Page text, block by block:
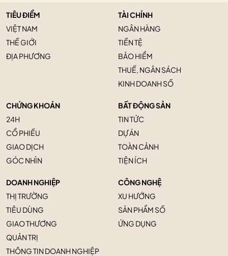
TIÊU ĐIỂM
VIỆT NAM
THẾ GIỚI
ĐỊA PHƯƠNG
TÀI CHÍNH
NGÂN HÀNG
TIỀN TỆ
BẢO HIỂM
THUẾ, NGÂN SÁCH
KINH DOANH SỐ
CHỨNG KHOÁN
24H
CỔ PHIẾU
GIAO DỊCH
GÓC NHÌN
BẤT ĐỘNG SẢN
TIN TỨC
DỰ ÁN
TOÀN CẢNH
TIỆN ÍCH
DOANH NGHIỆP
THỊ TRƯỜNG
TIÊU DÙNG
GIAO THƯƠNG
QUẢN TRỊ
THÔNG TIN DOANH NGHIỆP
CÔNG NGHỆ
XU HƯỚNG
SẢN PHẨM SỐ
ỨNG DỤNG